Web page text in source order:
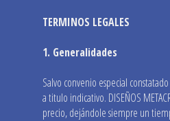
TERMINOS LEGALES
1. Generalidades
Salvo convenio especial
a titulo indicativo. DISEÑOS
precio, dejándole siempre un